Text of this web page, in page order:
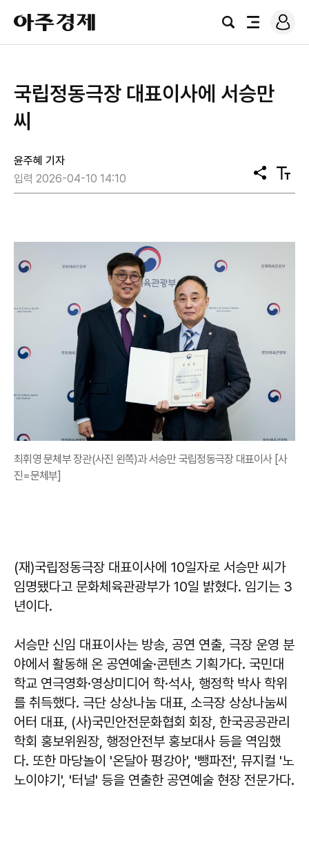
아
주
경
검
전
로
그
국립정동극장 대표이사에 서승만
씨
윤주혜 기자
입력 2026-04-10 14:10
공
유
텍
스
최휘영 문체부 장관(사진 왼쪽)과 서승만 국립정동극장 대표이사 [사
진=문체부]
(재)국립정동극장 대표이사에 10일자로 서승만 씨가
임명됐다고 문화체육관광부가 10일 밝혔다. 임기는 3
년이다.
서승만 신임 대표이사는 방송, 공연 연출, 극장 운영 분
야에서 활동해 온 공연예술·콘텐츠 기획가다. 국민대
학교 연극영화·영상미디어 학·석사, 행정학 박사 학위
를 취득했다. 극단 상상나눔 대표, 소극장 상상나눔씨
어터 대표, (사)국민안전문화협회 회장, 한국공공관리
학회 홍보위원장, 행정안전부 홍보대사 등을 역임했
다. 또한 마당놀이 '온달아 평강아', '뺑파전', 뮤지컬 '노
노이야기', '터널' 등을 연출한 공연예술 현장 전문가다.